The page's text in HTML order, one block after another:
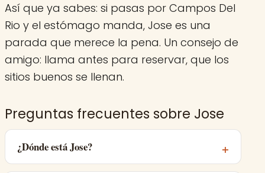
Así que ya sabes: si pasas por Campos Del
Rio y el estómago manda, Jose es una
parada que merece la pena. Un consejo de
amigo: llama antes para reservar, que los
sitios buenos se llenan.
Preguntas frecuentes sobre Jose
¿Dónde está Jose?